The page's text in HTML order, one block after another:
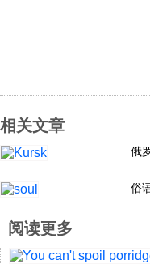
经济
科技
社会
文化
相关文章
俄
俗
阅读更多